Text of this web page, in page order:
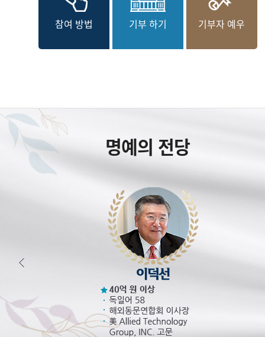
참여 방법 기부 하기 기부자 예우
명예의 전당